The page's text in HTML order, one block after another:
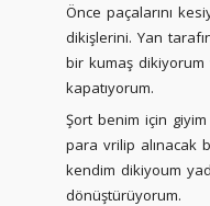
Önce paçalarını
dikişlerini. Yan
bir kumaş
kapatıyorum.
Şort benim için
para vrilip alınacak
kendim dikiyoum
dönüştürüyorum.